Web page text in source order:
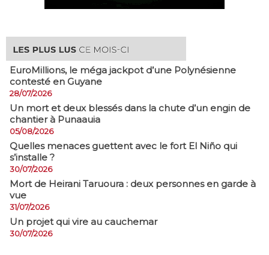
EuroMillions, ​le méga jackpot d’une Polynésienne
contesté en Guyane
28/07/2026
​Un mort et deux blessés dans la chute d’un engin de
chantier à Punaauia
05/08/2026
Quelles menaces guettent avec le fort El Niño qui
s’installe ?
30/07/2026
Mort de Heirani Taruoura : deux personnes en garde à
vue
31/07/2026
Un projet qui vire au cauchemar
30/07/2026